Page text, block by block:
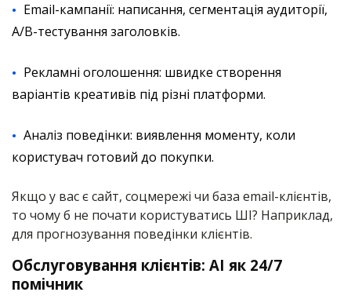
Email-кампанії: написання, сегментація аудиторії,
A/B-тестування заголовків.
Рекламні оголошення: швидке створення
варіантів креативів під різні платформи.
Аналіз поведінки: виявлення моменту, коли
користувач готовий до покупки.
Якщо у вас є сайт, соцмережі чи база email-клієнтів,
то чому б не почати користуватись ШІ? Наприклад,
для прогнозування поведінки клієнтів.
Обслуговування клієнтів: AI як 24/7
помічник